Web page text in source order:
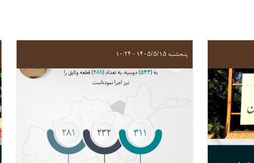
پنجشنبه ۱۴۰۵/۵/۱۵ - ۱۰:۲۴